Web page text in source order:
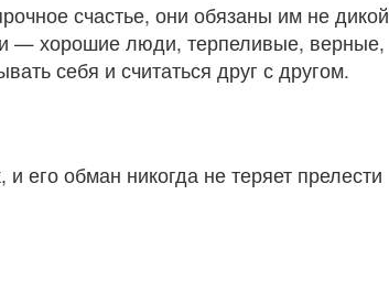
счастье, они обязаны им не дикой
— хорошие люди, терпеливые, верные,
себя и считаться друг с другом.
обман никогда не теряет прелести